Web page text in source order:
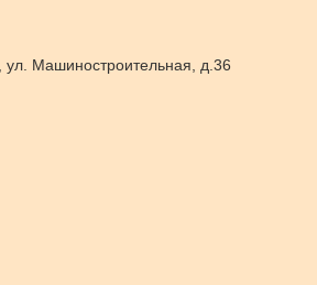
ул. Машиностроительная, д.36